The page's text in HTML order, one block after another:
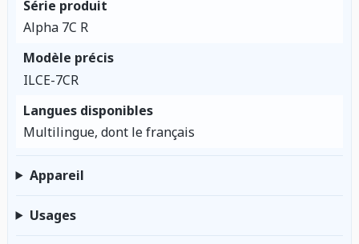
Série produit
Alpha 7C R
Modèle précis
ILCE-7CR
Langues disponibles
Multilingue, dont le français
Appareil
Usages